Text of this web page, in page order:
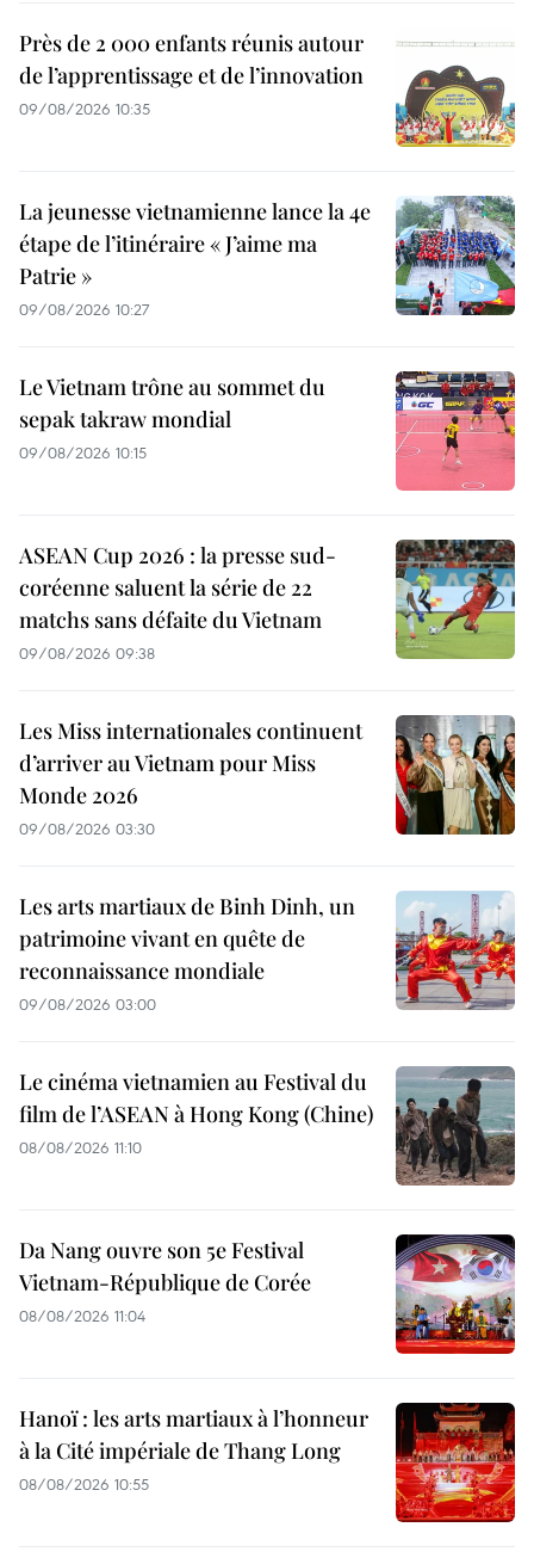
Près de 2 000 enfants réunis autour
de l’apprentissage et de l’innovation
09/08/2026 10:35
La jeunesse vietnamienne lance la 4e
étape de l’itinéraire « J’aime ma
Patrie »
09/08/2026 10:27
Le Vietnam trône au sommet du
sepak takraw mondial
09/08/2026 10:15
ASEAN Cup 2026 : la presse sud-
coréenne saluent la série de 22
matchs sans défaite du Vietnam
09/08/2026 09:38
Les Miss internationales continuent
d’arriver au Vietnam pour Miss
Monde 2026
09/08/2026 03:30
Les arts martiaux de Binh Dinh, un
patrimoine vivant en quête de
reconnaissance mondiale
09/08/2026 03:00
Le cinéma vietnamien au Festival du
film de l’ASEAN à Hong Kong (Chine)
08/08/2026 11:10
Da Nang ouvre son 5e Festival
Vietnam-République de Corée
08/08/2026 11:04
Hanoï : les arts martiaux à l’honneur
à la Cité impériale de Thang Long
08/08/2026 10:55